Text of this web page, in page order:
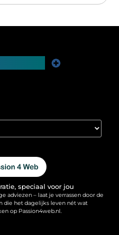
speciaal voor jou
adviezen – laat je verrassen door de
die het dagelijks leven nét wat
op Passion4web.nl.